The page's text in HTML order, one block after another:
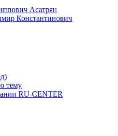
Асатрян
Константинович
)
тему
RU-CENTER